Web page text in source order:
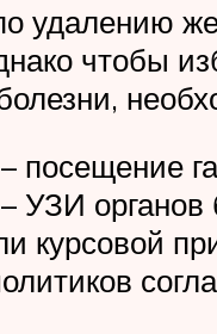
удалению
чтобы
посещение
УЗИ
курсовой